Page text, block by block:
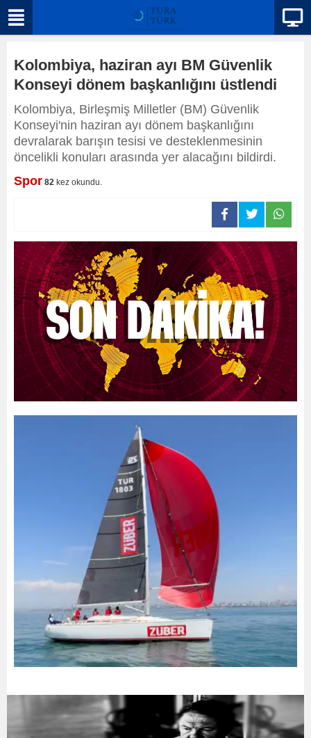
Kolombiya, haziran ayı BM Güvenlik
Konseyi dönem başkanlığını üstlendi
Kolombiya, Birleşmiş Milletler (BM) Güvenlik
Konseyi'nin haziran ayı dönem başkanlığını
devralarak barışın tesisi ve desteklenmesinin
öncelikli konuları arasında yer alacağını bildirdi.
Spor 82 kez okundu.